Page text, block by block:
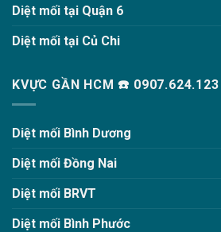
Diệt mối tại Quận 6
Diệt mối tại Củ Chi
KVỰC GẦN HCM ☎️ 0907.624.123
Diệt mối Bình Dương
Diệt mối Đồng Nai
Diệt mối BRVT
Diệt mối Bình Phước